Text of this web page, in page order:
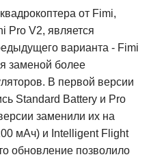
от Fimi,
Pro V2, является
варианта - Fimi
заменой более
В первой версии
Standard Battery и Pro
заменили их на
мАч) и Intelligent Flight
обновление позволило